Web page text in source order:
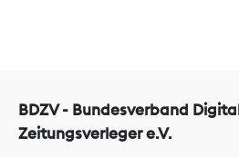
BDZV - Bundesverband
Zeitungsverleger e.V.